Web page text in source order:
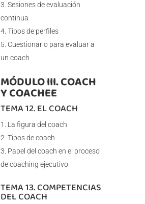
Sesiones de evaluación
continua
Tipos de perfiles
Cuestionario para evaluar a
un coach
MÓDULO III. COACH
Y COACHEE
TEMA 12. EL COACH
La figura del coach
Tipos de coach
Papel del coach en el proceso
de coaching ejecutivo
TEMA 13. COMPETENCIAS
DEL COACH